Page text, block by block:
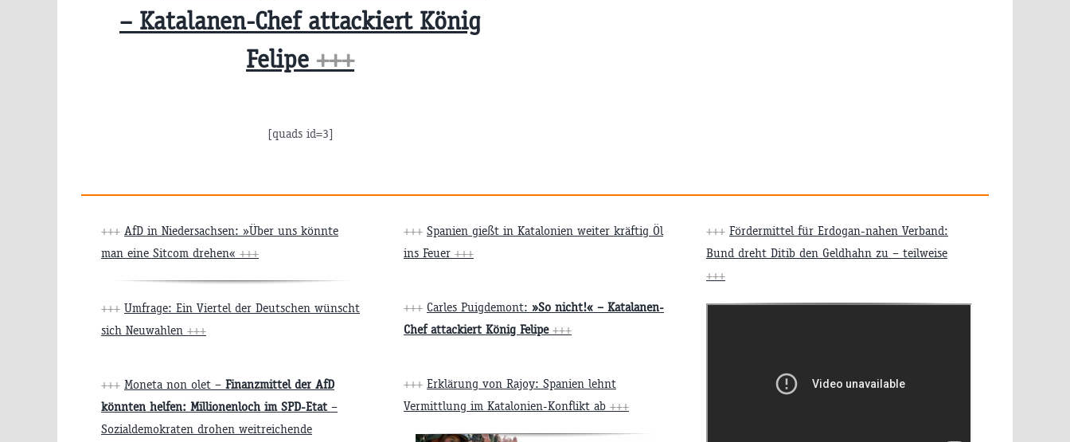
– Katalanen-Chef attackiert König
Felipe +++
[quads id=3]
+++ AfD in Niedersachsen: »Über uns könnte
man eine Sitcom drehen« +++
+++ Umfrage: Ein Viertel der Deutschen wünscht
sich Neuwahlen +++
+++ Moneta non olet – Finanzmittel der AfD
könnten helfen: Millionenloch im SPD-Etat –
Sozialdemokraten drohen weitreichende
+++ Spanien gießt in Katalonien weiter kräftig Öl
ins Feuer +++
+++ Carles Puigdemont: »So nicht!« – Katalanen-
Chef attackiert König Felipe +++
+++ Erklärung von Rajoy: Spanien lehnt
Vermittlung im Katalonien-Konflikt ab +++
+++ Fördermittel für Erdogan-nahen Verband:
Bund dreht Ditib den Geldhahn zu – teilweise
+++